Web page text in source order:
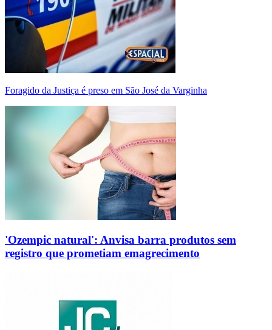
Foragido da Justiça é preso em São José da Varginha
'Ozempic natural': Anvisa barra produtos sem
registro que prometiam emagrecimento